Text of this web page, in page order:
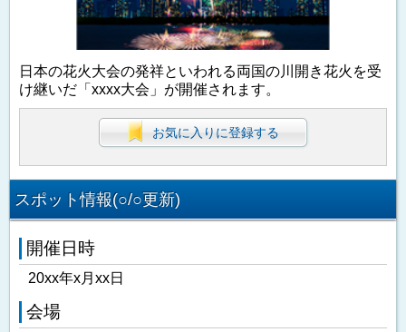
日本の花火大会の発祥といわれる両国の川開き花火を受
け継いだ「xxxx大会」が開催されます。
お気に入りに登録する
スポット情報(○/○更新)
開催日時
20xx年x月xx日
会場